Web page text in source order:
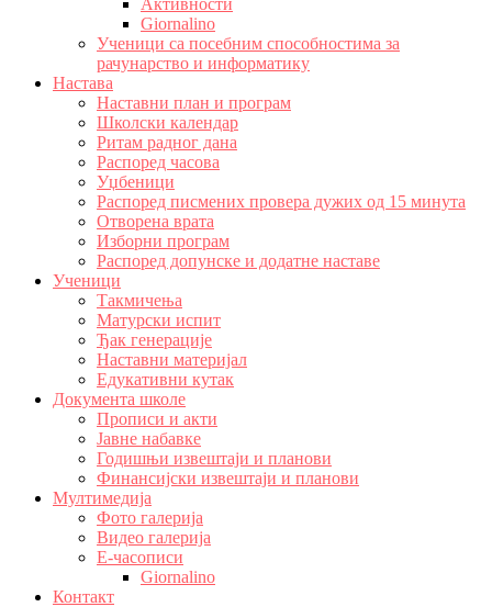
Giornalino
Ученици са посебним способностима за
рачунарство и информатику
Настава
Наставни план и програм
Школски календар
Ритам радног дана
Распоред часова
Уџбеници
Распоред писмених провера дужих од 15 минута
Отворена врата
Изборни програм
Распоред допунске и додатне наставе
Ученици
Такмичења
Матурски испит
Ђак генерације
Наставни материјал
Едукативни кутак
Документа школе
Прописи и акти
Јавне набавке
Годишњи извештаји и планови
Финансијски извештаји и планови
Мултимедија
Фото галерија
Видео галерија
Е-часописи
Giornalino
Контакт